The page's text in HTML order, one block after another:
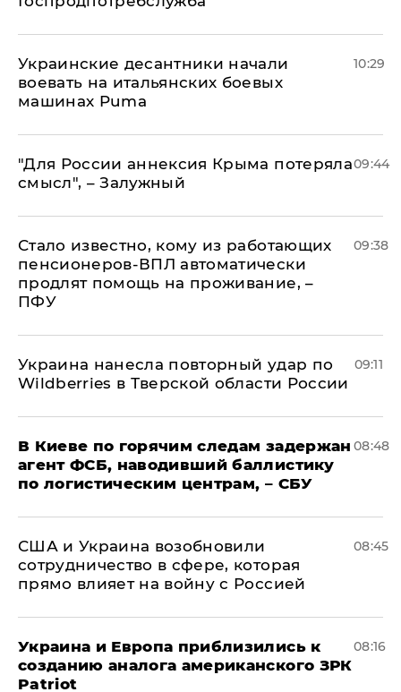
Украинские десантники начали
воевать на итальянских боевых
машинах Puma
10:29
"Для России аннексия Крыма потеряла
смысл", – Залужный
09:44
Стало известно, кому из работающих
пенсионеров-ВПЛ автоматически
продлят помощь на проживание, –
ПФУ
09:38
Украина нанесла повторный удар по
Wildberries в Тверской области России
09:11
В Киеве по горячим следам задержан
агент ФСБ, наводивший баллистику
по логистическим центрам, – СБУ
08:48
США и Украина возобновили
сотрудничество в сфере, которая
прямо влияет на войну с Россией
08:45
Украина и Европа приблизились к
созданию аналога американского ЗРК
Patriot
08:16